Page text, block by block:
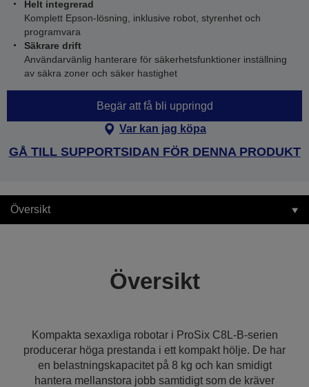
Helt integrerad
Komplett Epson-lösning, inklusive robot, styrenhet och
programvara
Säkrare drift
Användarvänlig hanterare för säkerhetsfunktioner inställning
av säkra zoner och säker hastighet
Begär att få bli uppringd
Var kan jag köpa
GÅ TILL SUPPORTSIDAN FÖR DENNA PRODUKT
Översikt
Översikt
Kompakta sexaxliga robotar i ProSix C8L-B-serien
producerar höga prestanda i ett kompakt hölje. De har
en belastningskapacitet på 8 kg och kan smidigt
hantera mellanstora jobb samtidigt som de kräver